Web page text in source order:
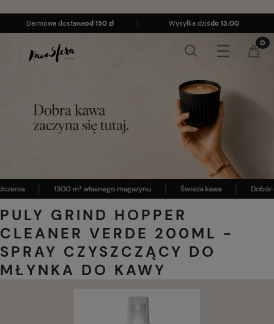
Darmowa dostawaod 150 zł Wysyłka dziśdo 13:00
1300 m² własnego magazynu Świeża kawa Dobór
PULY GRIND HOPPER
CLEANER VERDE 200ML -
SPRAY CZYSZCZĄCY DO
MŁYNKA DO KAWY